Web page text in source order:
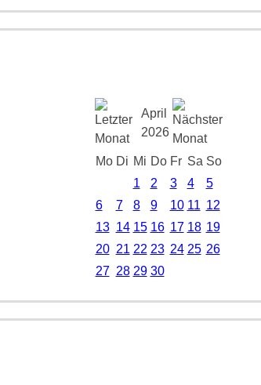
April
2026
Mo Di Mi Do Fr Sa So
1
2 3 4
5
6
7 8 9 10 11 12
13 14 15 16 17 18 19
20 21 22 23 24 25 26
27 28 29 30